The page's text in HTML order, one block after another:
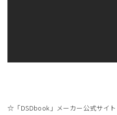
☆「DSDbook」メーカー公式サイト